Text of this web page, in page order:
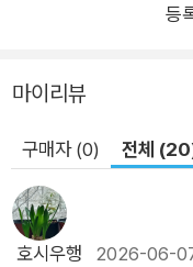
를 재편하며 생산 비용
변화하고 있다는 의미
로 작용했지만, 이러한
시 약화될 수 있다. 달러
있다. 피크오일 시대를
높은 자산으로 옮겨가면
등
마이리뷰
구매자 (0) 전체
호시우행 2026-06-